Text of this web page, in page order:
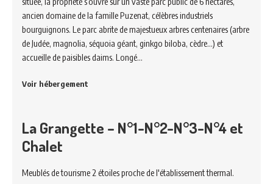
ancien domaine de la famille Puzenat, célèbres industriels
bourguignons. Le parc abrite de majestueux arbres centenaires (arbre
de Judée, magnolia, séquoia géant, ginkgo biloba, cèdre…) et
accueille de paisibles daims. Longé…
Voir hébergement
La Grangette – N°1-N°2-N°3-N°4 et
Chalet
Meublés de tourisme 2 étoiles proche de l'établissement thermal.